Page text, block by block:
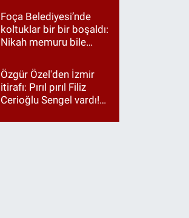
Foça Belediyesi’nde
koltuklar bir bir boşaldı:
Nikah memuru bile
Özgür Özel'den İzmir
itirafı: Pırıl pırıl Filiz
Cerioğlu Sengel vardı!
Tugay birinci çıktı